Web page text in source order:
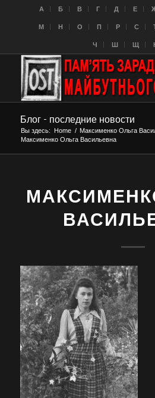
A Б В Г Д Е
M Н О П Р С
Ч Ш Щ
Блог - последние новости
Вы здесь: Home / Максименко Ольга
Максименко Ольга Васильевна